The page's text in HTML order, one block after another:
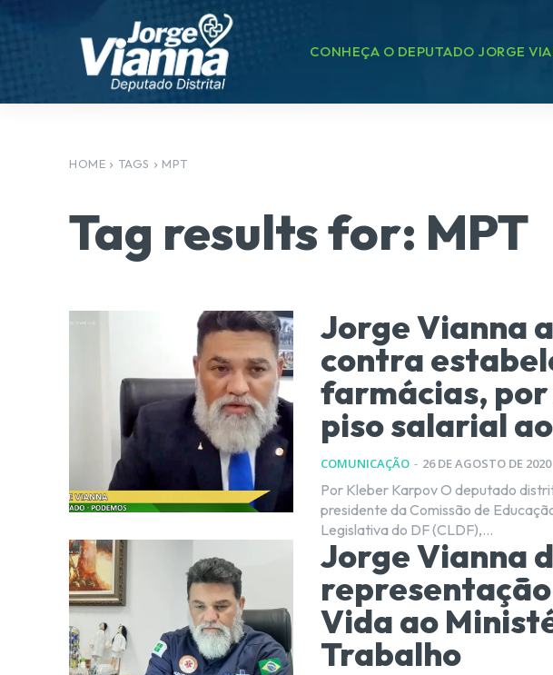
CONHEÇA O DEPUTADO JORGE
HOME TAGS MPT
Tag results for: MPT
Jorge Vianna
contra
farmácias,
piso salarial
COMUNICAÇÃO - 26 DE AGOSTO DE 2020
Por Kleber Karpov O deputado distrital, Jorge Vianna (Podemos), enquanto
presidente da Comissão de
Legislativa do DF (CLDF),...
Jorge Vianna
Vida ao
Trabalho